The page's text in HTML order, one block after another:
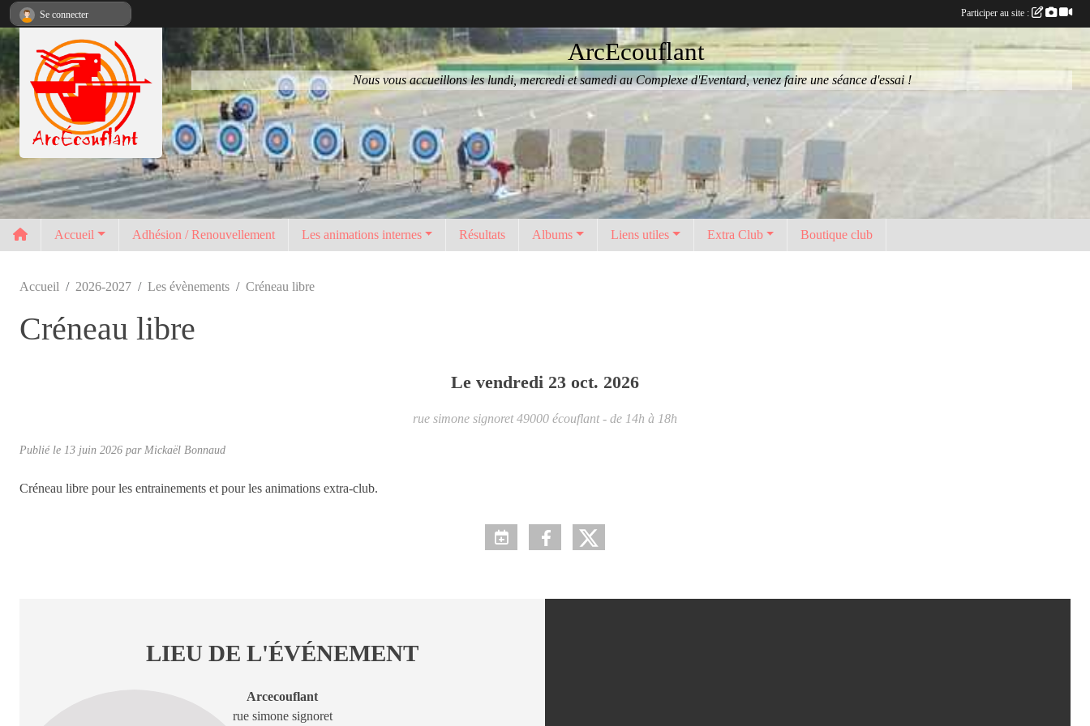
ArcEcouflant
Nous vous accueillons les lundi, mercredi et samedi au Complexe d'Eventard, venez faire une séance d'essai !
Accueil Adhésion / Renouvellement Les animations internes Résultats Albums Liens utiles Extra Club Boutique club
Accueil 2026-2027 Les évènements Créneau libre
Créneau libre
Le vendredi 23 oct. 2026
rue simone signoret 49000 écouflant - de 14h à 18h
Publié le 13 juin 2026 par Mickaël Bonnaud
Créneau libre pour les entrainements et pour les animations extra-club.
LIEU DE L'ÉVÉNEMENT
Arcecouflant
rue simone signoret
Se connecter Participer au site :
Panneau de gestion des cookies